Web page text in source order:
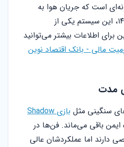
است که جریان هوا به
حداکثر برسد. در سال ۱۴۰۵، این سیستم یکی از
اطلاعات بیشتر می‌توانید
مالی - بانک اقتصاد نوین
مدت
سنگینی مثل
بازی Shadow
ایمن باقی می‌ماند. فن‌ها در
دارند اما عملکردشان عالی